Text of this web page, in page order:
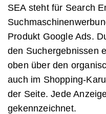
SEA steht für Search
Produkt Google Ads.
den Suchergebnissen
oben über den
auch im Shopping-
der Seite. Jede
gekennzeichnet.